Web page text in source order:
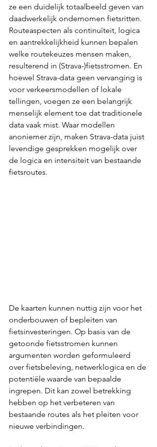
ze een duidelijk totaalbeeld geven van
daadwerkelijk ondernomen fietsritten.
Routeaspecten als continuïteit, logica
en aantrekkelijkheid kunnen bepalen
welke routekeuzes mensen maken,
resulterend in (Strava-)fietsstromen. En
hoewel Strava-data geen vervanging is
voor verkeersmodellen of lokale
tellingen, voegen ze een belangrijk
menselijk element toe dat traditionele
data vaak mist. Waar modellen
anoniemer zijn, maken Strava-data juist
levendige gesprekken mogelijk over
de logica en intensiteit van bestaande
fietsroutes.
De kaarten kunnen nuttig zijn voor het
onderbouwen of bepleiten van
fietsinvesteringen. Op basis van de
getoonde fietsstromen kunnen
argumenten worden geformuleerd
over fietsbeleving, netwerklogica en de
potentiële waarde van bepaalde
ingrepen. Dit kan zowel betrekking
hebben op het verbeteren van
bestaande routes als het pleiten voor
nieuwe verbindingen.